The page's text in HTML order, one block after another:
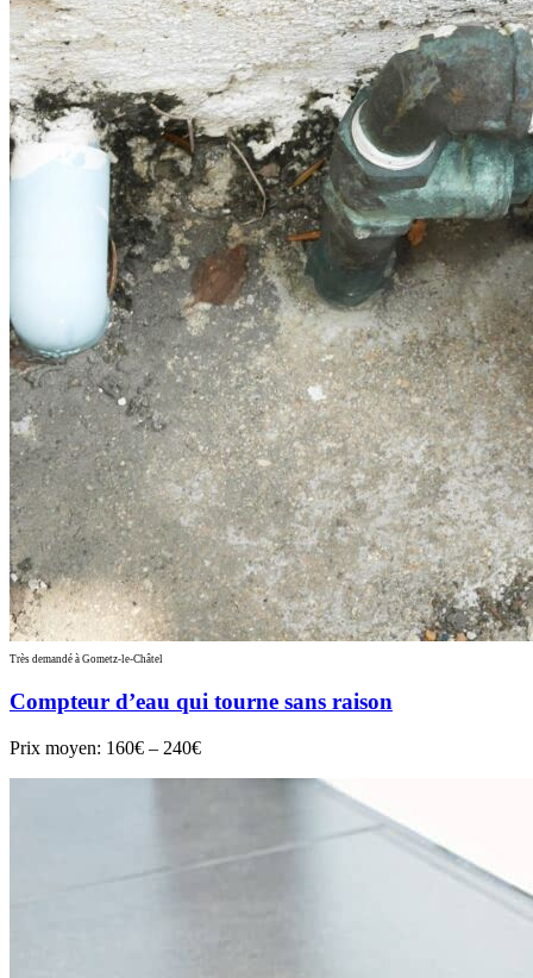
Très demandé à Gometz-le-Châtel
Compteur d’eau qui tourne sans raison
Prix moyen: 160€ – 240€